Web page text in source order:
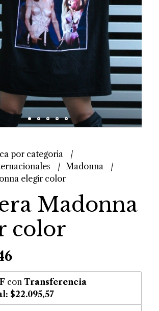
por categoria
Madonna
elegir color
Madonna
color
con Transferencia
$22.095,57